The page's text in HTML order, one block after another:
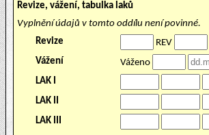
Revize, vážení, tabulka laků
Vyplnění údajů v tomto oddílu není povinné.
Revize
REV
Vážení
Váženo
LAK I
LAK II
LAK III